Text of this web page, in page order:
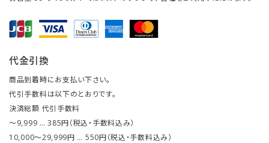
代金引換
商品到着時にお支払い下さい。
代引手数料は以下のとおりです。
決済総額 代引手数料
～9,999 … 385円（税込・手数料込み）
10,000～29,999円 … 550円（税込・手数料込み）